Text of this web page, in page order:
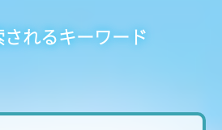
れるキーワード